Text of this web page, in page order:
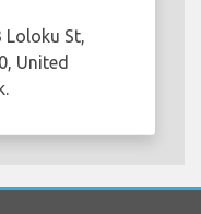
Loloku St,
United